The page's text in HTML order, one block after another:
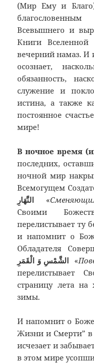
(Мир Ему и
Всевышнего и
Книги
вечерний намаз. И
осознает,
обязанность,
служение и
истина, а также
постоянное
мире!
В ночное время
последних,
ночной мир
Всемогущем
النَّهَارِ «
Своими
перелистывает ту
и напомнит о
Обладателя
الشَّمْسِ وَ الْقَمَرِ«
перелистывает
страницу лета
зимы.
И напомнит о
Жизни и Смерти”
исчезает и
в этом мире